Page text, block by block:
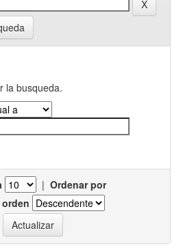
la busqueda.
| Ordenar por
orden